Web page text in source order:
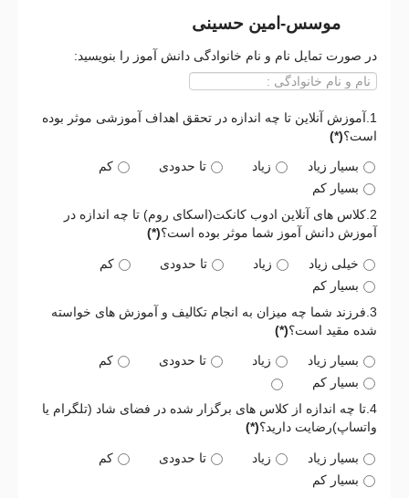
موسس-امین حسینی
در صورت تمایل نام و نام خانوادگی دانش آموز را بنویسید:
1.آموزش آنلاین تا چه اندازه در تحقق اهداف آموزشی موثر بوده
است؟(*)
بسیار زیاد زیاد تا حدودی
کم
بسیار کم
2.کلاس های آنلاین ادوب کانکت(اسکای روم) تا چه اندازه در
آموزش دانش آموز شما موثر بوده است؟(*)
خیلی زیاد زیاد تا حدودی
کم
بسیار کم
3.فرزند شما چه میزان به انجام تکالیف و آموزش های خواسته
شده مقید است؟(*)
بسیار زیاد زیاد تا حدودی
کم
بسیار کم
4.تا چه اندازه از کلاس های برگزار شده در فضای شاد (تلگرام یا
واتساپ)رضایت دارید؟(*)
بسیار زیاد زیاد تا حدودی
کم
بسیار کم